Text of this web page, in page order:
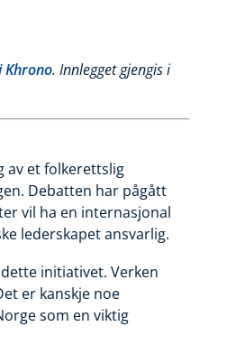
Khrono. Innlegget gjengis i
av et folkerettslig
Debatten har pågått
vil ha en internasjonal
lederskapet ansvarlig.
initiativet. Verken
er kanskje noe
som en viktig